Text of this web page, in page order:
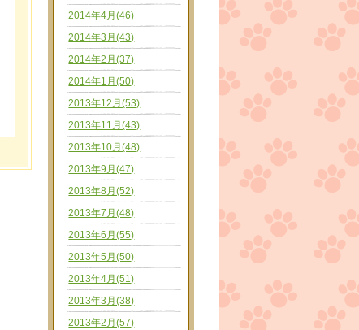
2014年4月(46)
2014年3月(43)
2014年2月(37)
2014年1月(50)
2013年12月(53)
2013年11月(43)
2013年10月(48)
2013年9月(47)
2013年8月(52)
2013年7月(48)
2013年6月(55)
2013年5月(50)
2013年4月(51)
2013年3月(38)
2013年2月(57)